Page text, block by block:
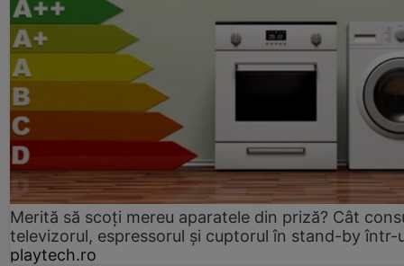
Merită să scoți mereu aparatele din priză? Cât
televizorul, espressorul și cuptorul în stand-by într-
playtech.ro